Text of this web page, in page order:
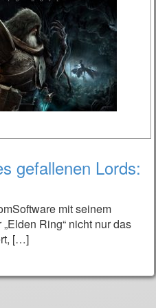
gefallenen Lords:
mit seinem
Ring“ nicht nur das
[…]